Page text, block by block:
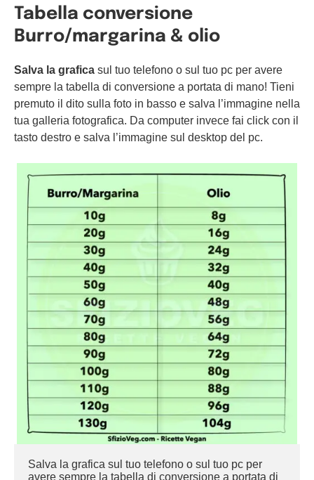
Tabella conversione
Burro/margarina & olio
Salva la grafica sul tuo telefono o sul tuo pc per avere
sempre la tabella di conversione a portata di mano! Tieni
premuto il dito sulla foto in basso e salva l’immagine nella
tua galleria fotografica. Da computer invece fai click con il
tasto destro e salva l’immagine sul desktop del pc.
Salva la grafica sul tuo telefono o sul tuo pc per
avere sempre la tabella di conversione a portata di